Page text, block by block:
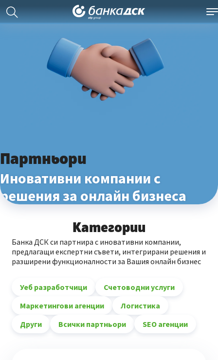
Партньори
Иновативни компании с
решения за онлайн бизнеса
Категории
Банка ДСК си партнира с иновативни компании,
предлагащи експертни съвети, интегрирани решения и
разширени функционалности за Вашия онлайн бизнес
Уеб разработчици
Счетоводни услуги
Маркетингови агенции
Логистика
Други
Всички партньори SEO агенции